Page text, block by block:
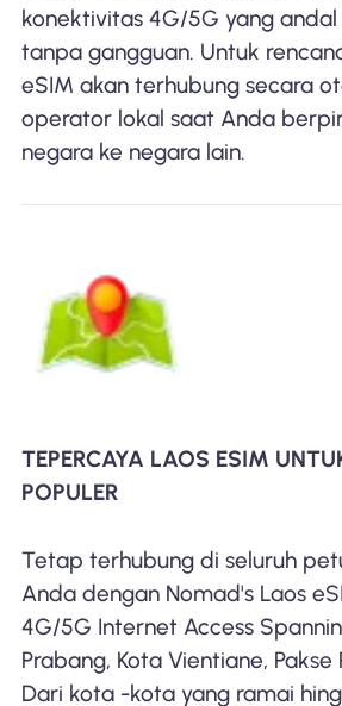
konektivitas 4G/5G yang
tanpa gangguan. Untuk
eSIM akan terhubung secara
operator lokal saat Anda
negara ke negara lain.
TEPERCAYA LAOS ESIM
POPULER
Tetap terhubung di seluruh
Anda dengan Nomad's Laos
4G/5G Internet Access
Prabang, Kota Vientiane,
Dari kota -kota yang ramai